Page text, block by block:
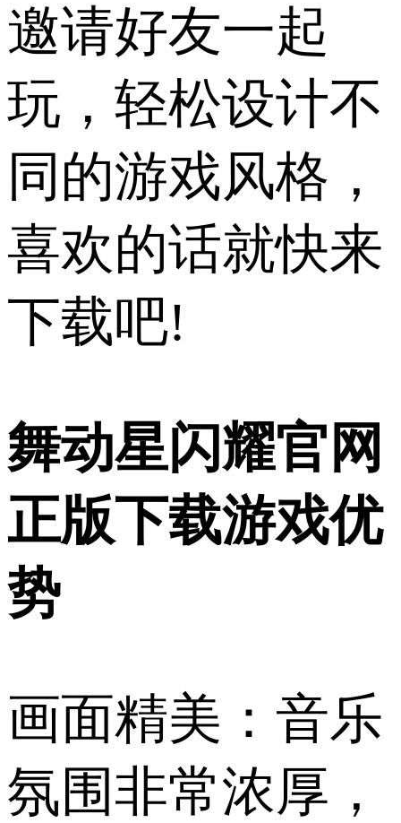
邀请好友一起
玩，轻松设计不
同的游戏风格，
喜欢的话就快来
下载吧!
舞动星闪耀官网
正版下载游戏优
势
画面精美：音乐
氛围非常浓厚，